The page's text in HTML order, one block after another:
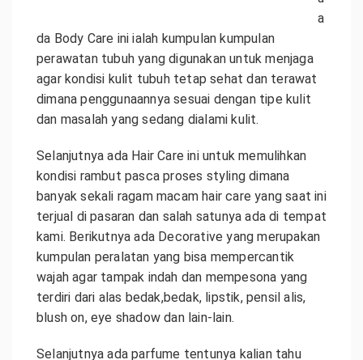
a
da Body Care ini ialah kumpulan kumpulan
perawatan tubuh yang digunakan untuk menjaga
agar kondisi kulit tubuh tetap sehat dan terawat
dimana penggunaannya sesuai dengan tipe kulit
dan masalah yang sedang dialami kulit.
Selanjutnya ada Hair Care ini untuk memulihkan
kondisi rambut pasca proses styling dimana
banyak sekali ragam macam hair care yang saat ini
terjual di pasaran dan salah satunya ada di tempat
kami. Berikutnya ada Decorative yang merupakan
kumpulan peralatan yang bisa mempercantik
wajah agar tampak indah dan mempesona yang
terdiri dari alas bedak,bedak, lipstik, pensil alis,
blush on, eye shadow dan lain-lain.
Selanjutnya ada parfume tentunya kalian tahu